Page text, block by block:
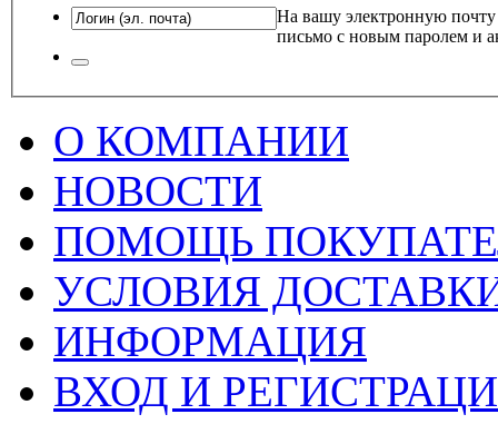
На вашу электронную почту
письмо с новым паролем и
О КОМПАНИИ
НОВОСТИ
ПОМОЩЬ
УСЛОВИЯ
ИНФОРМАЦИЯ
ВХОД И